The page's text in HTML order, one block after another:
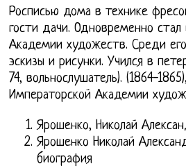
Росписью дома в технике
гости дачи. Одновременно стал
Академии художеств. Среди
эскизы и рисунки. Учился в
74, вольнослушатель). (1864-
Императорской Академии
Ярошенко, Николай
Ярошенко Николай
биография